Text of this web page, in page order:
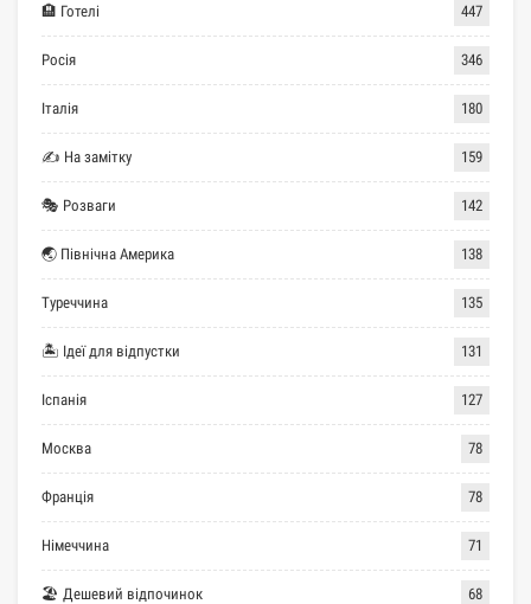
🏨 Готелі 447
Росія 346
Італія 180
✍ На замітку 159
🎭 Розваги 142
🌏 Північна Америка 138
Туреччина 135
🏝 Ідеї для відпустки 131
Іспанія 127
Москва 78
Франція 78
Німеччина 71
🏖 Дешевий відпочинок 68